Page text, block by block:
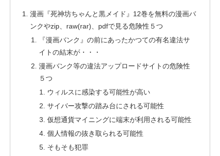
漫画『死神坊ちゃんと黒メイド』12巻を無料の漫画バ
ンクやzip、raw(rar)、pdfで見る危険性５つ
『漫画バンク』の前にあったかつての有名違法サ
イトの結末が・・・
漫画バンク等の違法アップロードサイトの危険性
５つ
ウィルスに感染する可能性が高い
サイバー攻撃の踏み台にされる可能性
仮想通貨マイニングに端末が利用される可能性
個人情報の抜き取られる可能性
そもそも犯罪